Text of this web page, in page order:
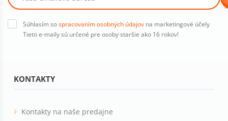
KONTAKTY
Kontakty na naše predajne
Súhlasím sospracovaním osobných údajov na marketingové účely
Tieto e-maily sú určené pre osoby staršie ako 16 rokov!